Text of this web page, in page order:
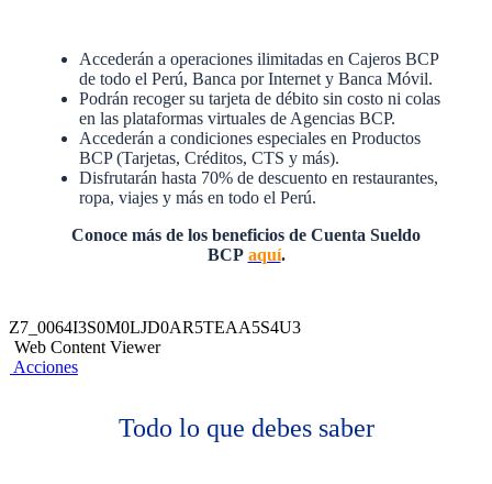
Accederán a operaciones ilimitadas en Cajeros BCP
de todo el Perú, Banca por Internet y Banca Móvil.
Podrán recoger su tarjeta de débito sin costo ni colas
en las plataformas virtuales de Agencias BCP.
Accederán a condiciones especiales en Productos
BCP (Tarjetas, Créditos, CTS y más).
Disfrutarán hasta 70% de descuento en restaurantes,
ropa, viajes y más en todo el Perú.
Conoce más de los beneficios de Cuenta Sueldo
BCP aquí.
Z7_0064I3S0M0LJD0AR5TEAA5S4U3
Web Content Viewer
Acciones
Todo lo que debes saber